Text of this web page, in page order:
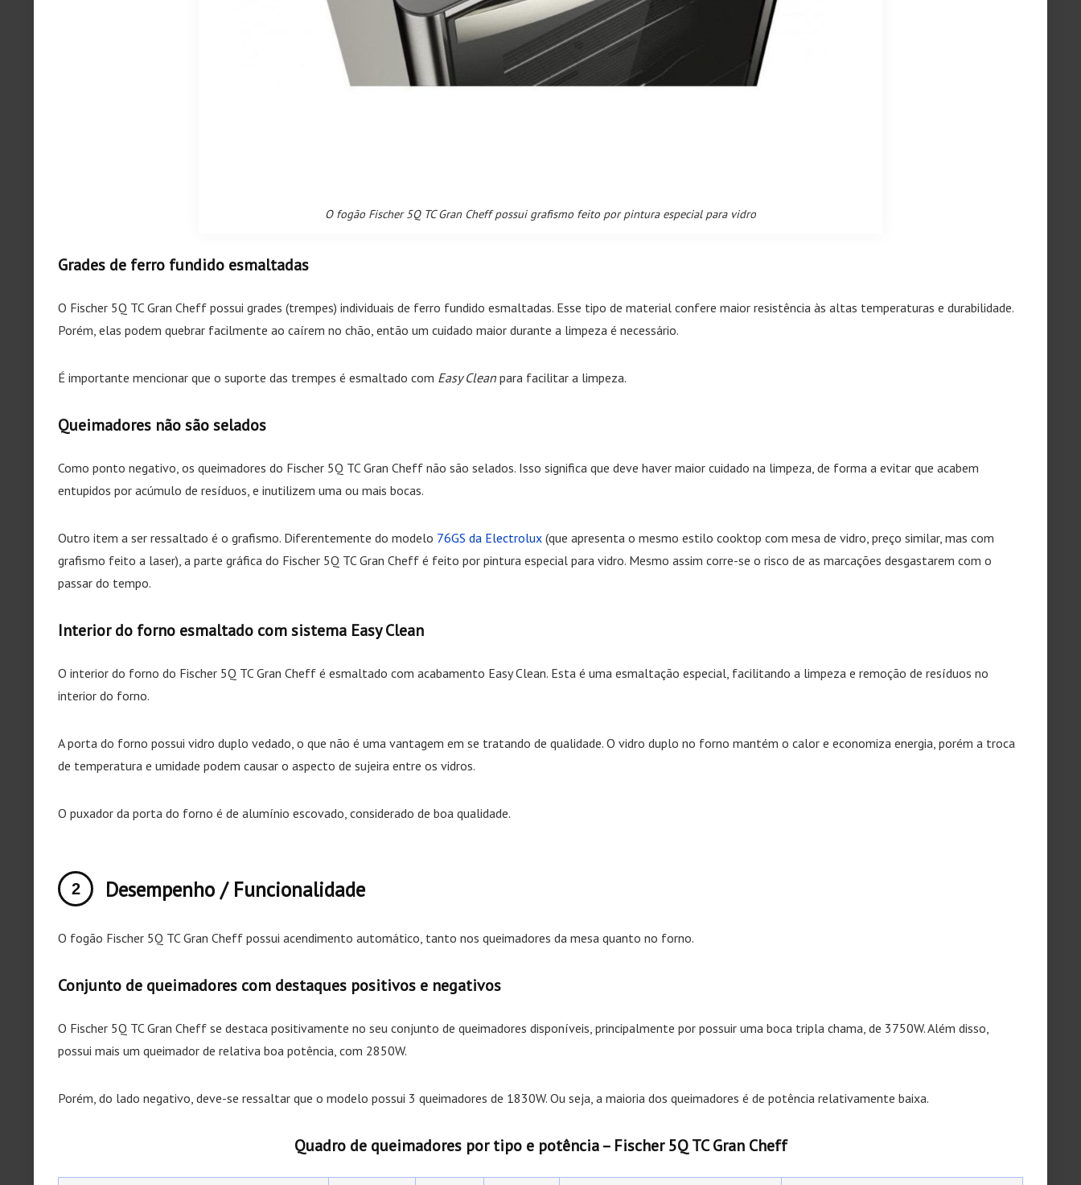
O fogão Fischer 5Q TC Gran Cheff possui grafismo feito por pintura especial para vidro
Grades de ferro fundido esmaltadas
O Fischer 5Q TC Gran Cheff possui grades (trempes) individuais de ferro fundido esmaltadas. Esse tipo de material confere maior resistência às altas temperaturas e durabilidade.
Porém, elas podem quebrar facilmente ao caírem no chão, então um cuidado maior durante a limpeza é necessário.
É importante mencionar que o suporte das trempes é esmaltado com Easy Clean para facilitar a limpeza.
Queimadores não são selados
Como ponto negativo, os queimadores do Fischer 5Q TC Gran Cheff não são selados. Isso significa que deve haver maior cuidado na limpeza, de forma a evitar que acabem
entupidos por acúmulo de resíduos, e inutilizem uma ou mais bocas.
Outro item a ser ressaltado é o grafismo. Diferentemente do modelo 76GS da Electrolux (que apresenta o mesmo estilo cooktop com mesa de vidro, preço similar, mas com
grafismo feito a laser), a parte gráfica do Fischer 5Q TC Gran Cheff é feito por pintura especial para vidro. Mesmo assim corre-se o risco de as marcações desgastarem com o
passar do tempo.
Interior do forno esmaltado com sistema Easy Clean
O interior do forno do Fischer 5Q TC Gran Cheff é esmaltado com acabamento Easy Clean. Esta é uma esmaltação especial, facilitando a limpeza e remoção de resíduos no
interior do forno.
A porta do forno possui vidro duplo vedado, o que não é uma vantagem em se tratando de qualidade. O vidro duplo no forno mantém o calor e economiza energia, porém a troca
de temperatura e umidade podem causar o aspecto de sujeira entre os vidros.
O puxador da porta do forno é de alumínio escovado, considerado de boa qualidade.
Desempenho / Funcionalidade
O fogão Fischer 5Q TC Gran Cheff possui acendimento automático, tanto nos queimadores da mesa quanto no forno.
Conjunto de queimadores com destaques positivos e negativos
O Fischer 5Q TC Gran Cheff se destaca positivamente no seu conjunto de queimadores disponíveis, principalmente por possuir uma boca tripla chama, de 3750W. Além disso,
possui mais um queimador de relativa boa potência, com 2850W.
Porém, do lado negativo, deve-se ressaltar que o modelo possui 3 queimadores de 1830W. Ou seja, a maioria dos queimadores é de potência relativamente baixa.
Quadro de queimadores por tipo e potência – Fischer 5Q TC Gran Cheff